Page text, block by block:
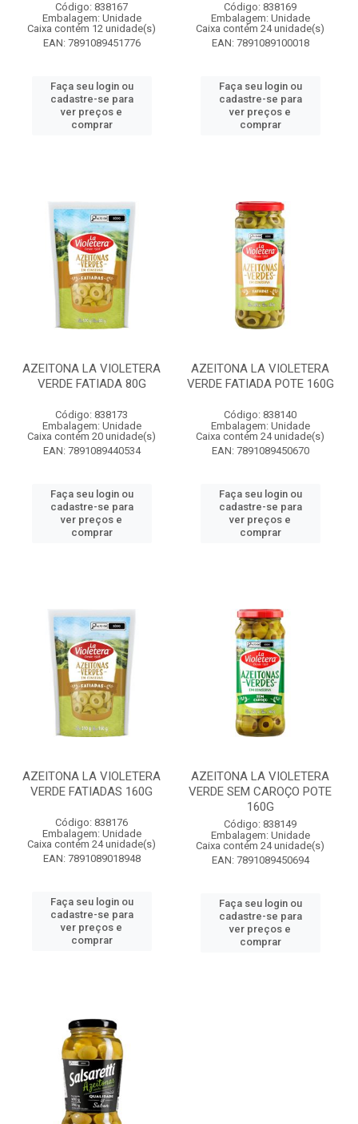
Código: 838167
Embalagem: Unidade
Caixa contém 12 unidade(s)
EAN: 7891089451776
Faça seu login ou
cadastre-se para
ver preços e
comprar
Código: 838169
Embalagem: Unidade
Caixa contém 24 unidade(s)
EAN: 7891089100018
Faça seu login ou
cadastre-se para
ver preços e
comprar
AZEITONA LA VIOLETERA
VERDE FATIADA 80G
Código: 838173
Embalagem: Unidade
Caixa contém 20 unidade(s)
EAN: 7891089440534
Faça seu login ou
cadastre-se para
ver preços e
comprar
AZEITONA LA VIOLETERA
VERDE FATIADA POTE 160G
Código: 838140
Embalagem: Unidade
Caixa contém 24 unidade(s)
EAN: 7891089450670
Faça seu login ou
cadastre-se para
ver preços e
comprar
AZEITONA LA VIOLETERA
VERDE FATIADAS 160G
Código: 838176
Embalagem: Unidade
Caixa contém 24 unidade(s)
EAN: 7891089018948
Faça seu login ou
cadastre-se para
ver preços e
comprar
AZEITONA LA VIOLETERA
VERDE SEM CAROÇO POTE
160G
Código: 838149
Embalagem: Unidade
Caixa contém 24 unidade(s)
EAN: 7891089450694
Faça seu login ou
cadastre-se para
ver preços e
comprar